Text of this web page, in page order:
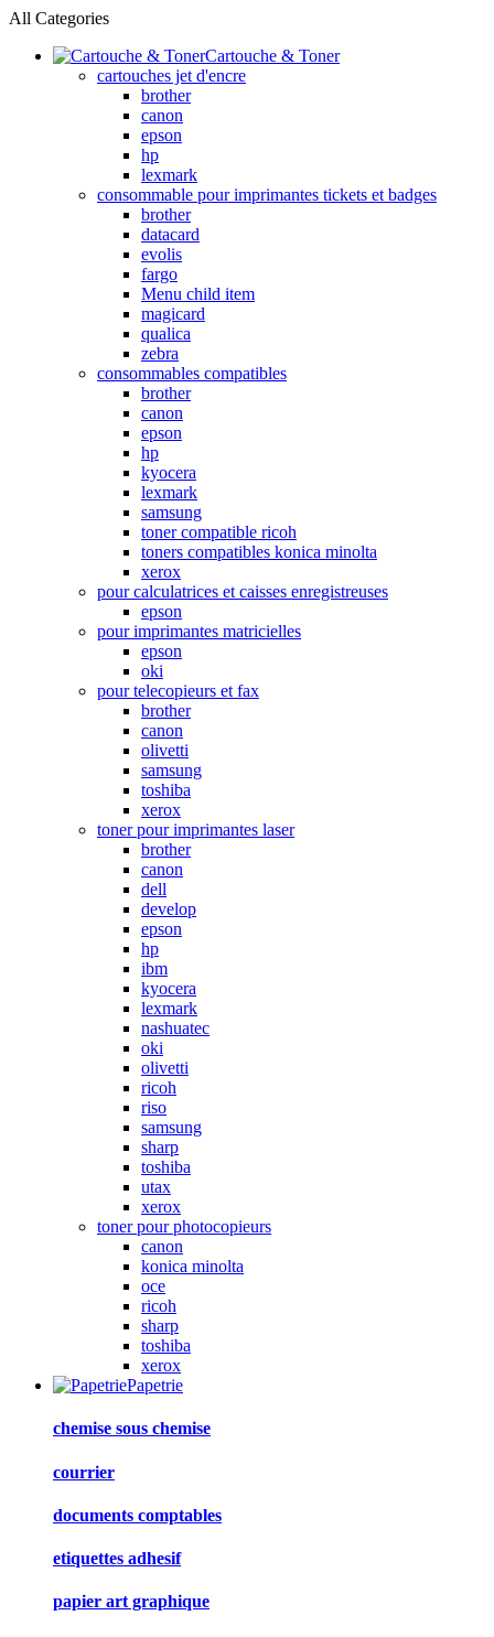
All Categories
Cartouche & Toner
cartouches jet d'encre
brother
canon
epson
hp
lexmark
consommable pour imprimantes tickets et badges
brother
datacard
evolis
fargo
Menu child item
magicard
qualica
zebra
consommables compatibles
brother
canon
epson
hp
kyocera
lexmark
samsung
toner compatible ricoh
toners compatibles konica minolta
xerox
pour calculatrices et caisses enregistreuses
epson
pour imprimantes matricielles
epson
oki
pour telecopieurs et fax
brother
canon
olivetti
samsung
toshiba
xerox
toner pour imprimantes laser
brother
canon
dell
develop
epson
hp
ibm
kyocera
lexmark
nashuatec
oki
olivetti
ricoh
riso
samsung
sharp
toshiba
utax
xerox
toner pour photocopieurs
canon
konica minolta
oce
ricoh
sharp
toshiba
xerox
Papetrie
chemise sous chemise
courrier
documents comptables
etiquettes adhesif
papier art graphique